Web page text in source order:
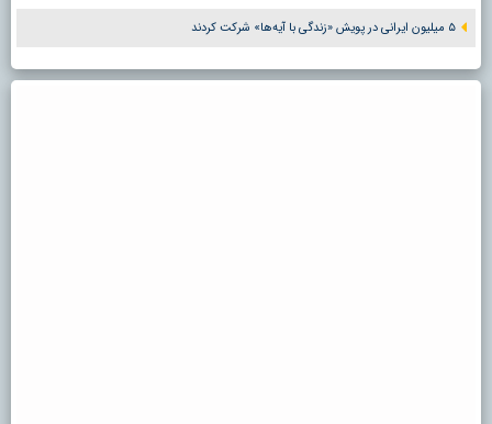
۵ میلیون ایرانی در پویش «زندگی با آیه‌ها» شرکت کردند